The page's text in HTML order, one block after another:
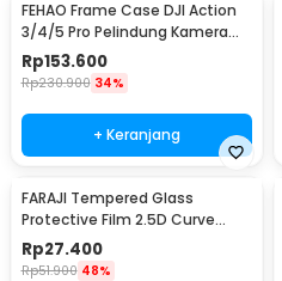
FEHAO Frame Case DJI Action
3/4/5 Pro Pelindung Kamera
Aksi Shockproof - F45
Rp153.600
Rp230.900 34%
+ Keranjang
FARAJI Tempered Glass
Protective Film 2.5D Curve
Insta360 Ace Pro2 - FR-25
Rp27.400
Rp51.900 48%